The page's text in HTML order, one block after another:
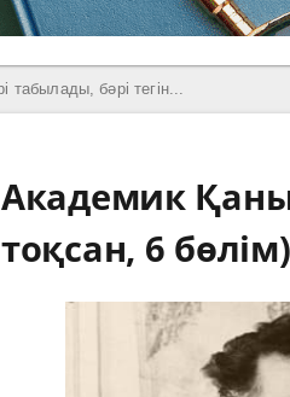
Академик
тоқсан, 6 бөлім)